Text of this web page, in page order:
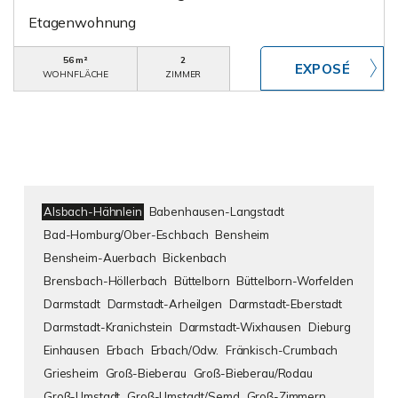
Etagenwohnung
56 m²
WOHNFLÄCHE
2
ZIMMER
Alsbach-Hähnlein Babenhausen-Langstadt
Bad-Homburg/Ober-Eschbach Bensheim
Bensheim-Auerbach Bickenbach
Brensbach-Höllerbach Büttelborn Büttelborn-Worfelden
Darmstadt Darmstadt-Arheilgen Darmstadt-Eberstadt
Darmstadt-Kranichstein Darmstadt-Wixhausen Dieburg
Einhausen Erbach Erbach/Odw.
Fränkisch-Crumbach
Griesheim
Groß-Bieberau
Groß-Bieberau/Rodau